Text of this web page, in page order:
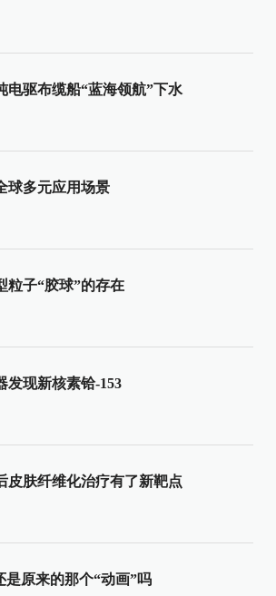
电驱布缆船“蓝海领航”下水
球多元应用场景
粒子“胶球”的存在
发现新核素铪-153
皮肤纤维化治疗有了新靶点
原来的那个“动画”吗